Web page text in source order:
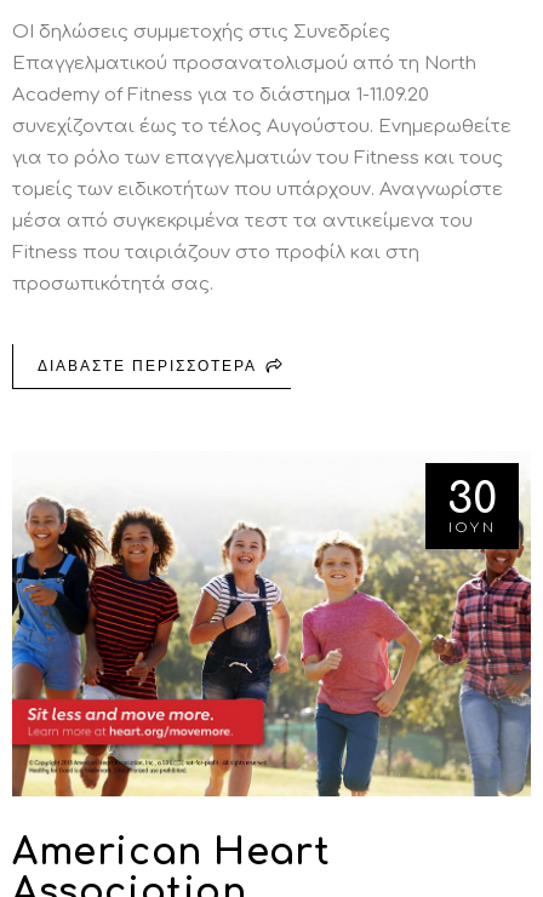
ΟΙ δηλώσεις συμμετοχής στις Συνεδρίες
Επαγγελματικού προσανατολισμού από τη North
Academy of Fitness για το διάστημα 1-11.09.20
συνεχίζονται έως το τέλος Αυγούστου. Ενημερωθείτε
για το ρόλο των επαγγελματιών του Fitness και τους
τομείς των ειδικοτήτων που υπάρχουν. Αναγνωρίστε
μέσα από συγκεκριμένα τεστ τα αντικείμενα του
Fitness που ταιριάζουν στο προφίλ και στη
προσωπικότητά σας.
ΔΙΑΒΑΣΤΕ ΠΕΡΙΣΣΟΤΕΡΑ
ΓΙΑ ΕΠΑΓΓΕΛΜΑΤΙΚΟΣ
30
ΙΟΥΝ
American Heart